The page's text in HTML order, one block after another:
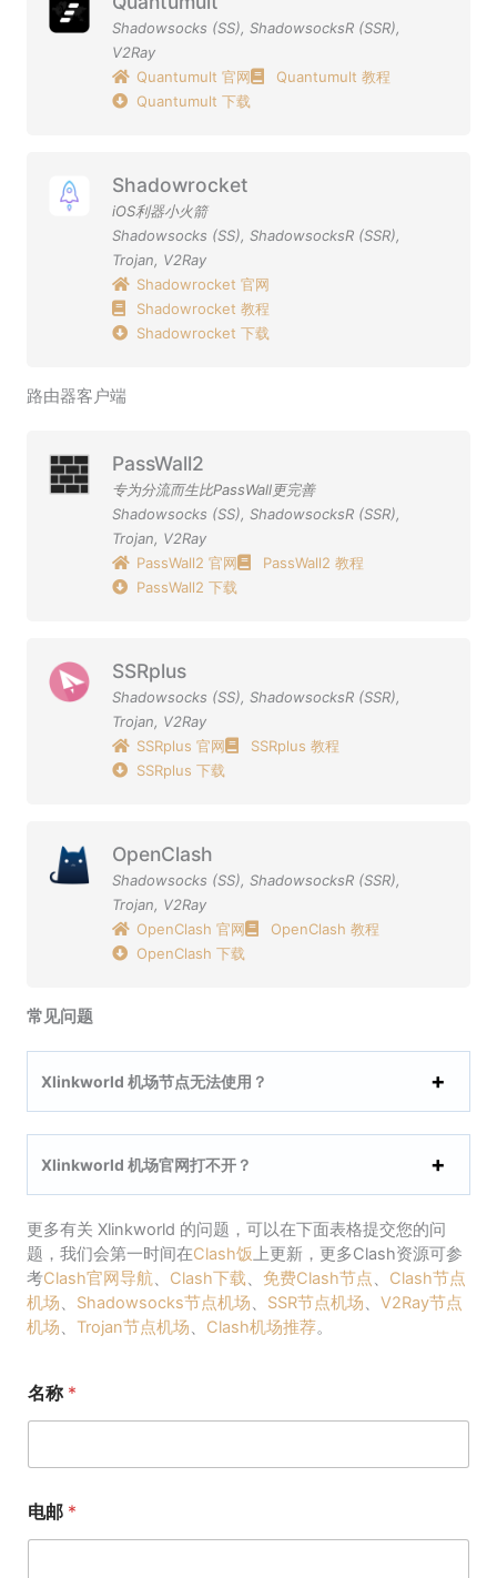
Shadowsocks (SS), ShadowsocksR (SSR),
V2Ray
Quantumult 官网
Quantumult 教程
Quantumult 下载
Shadowrocket
iOS利器小火箭
Shadowsocks (SS), ShadowsocksR (SSR),
Trojan, V2Ray
Shadowrocket 官网
Shadowrocket 教程
Shadowrocket 下载
路由器客户端
PassWall2
专为分流而生比PassWall更完善
Shadowsocks (SS), ShadowsocksR (SSR),
Trojan, V2Ray
PassWall2 官网
PassWall2 教程
PassWall2 下载
SSRplus
Shadowsocks (SS), ShadowsocksR (SSR),
Trojan, V2Ray
SSRplus 官网
SSRplus 教程
SSRplus 下载
OpenClash
Shadowsocks (SS), ShadowsocksR (SSR),
Trojan, V2Ray
OpenClash 官网
OpenClash 教程
OpenClash 下载
常见问题
Xlinkworld 机场节点无法使用？
Xlinkworld 机场官网打不开？
更多有关 Xlinkworld 的问题，可以在下面表格提交您的问
题，我们会第一时间在Clash饭上更新，更多Clash资源可参
考Clash官网导航、 Clash下载、 免费Clash节点、 Clash节点
机场、 Shadowsocks节点机场、 SSR节点机场、 V2Ray节点
机场、 Trojan节点机场、 Clash机场推荐。
名称 *
电邮 *